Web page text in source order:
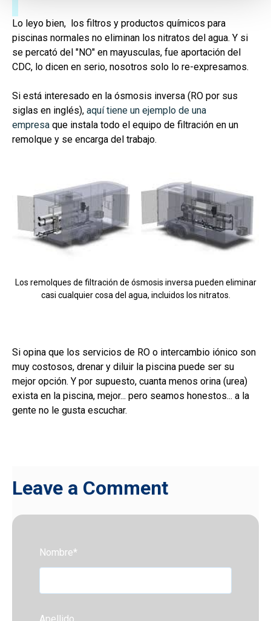
Lo leyo bien, los filtros y productos químicos para
piscinas normales no eliminan los nitratos del agua. Y si
se percató del "NO" en mayusculas, fue aportación del
CDC, lo dicen en serio, nosotros solo lo re-expresamos.
Si está interesado en la ósmosis inversa (RO por sus
siglas en inglés), aquí tiene un ejemplo de una
empresa que instala todo el equipo de filtración en un
remolque y se encarga del trabajo.
Los remolques de filtración de ósmosis inversa pueden eliminar
casi cualquier cosa del agua, incluidos los nitratos.
Si opina que los servicios de RO o intercambio iónico son
muy costosos, drenar y diluir la piscina puede ser su
mejor opción. Y por supuesto, cuanta menos orina (urea)
exista en la piscina, mejor... pero seamos honestos... a la
gente no le gusta escuchar.
Leave a Comment
Nombre*